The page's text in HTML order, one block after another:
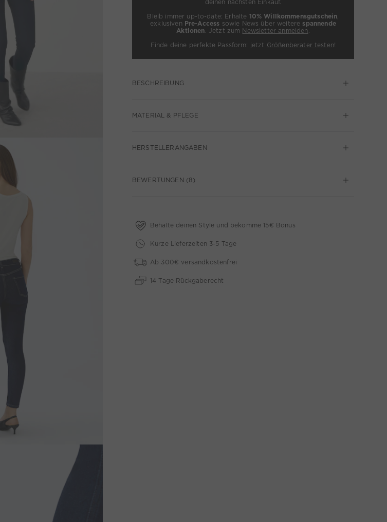
deinen nächsten Einkauf.
Bleib immer up-to-date: Erhalte 10% Willkommensgutschein,
exklusiven Pre-Access sowie News über weitere spannende
Aktionen. Jetzt zum Newsletter anmelden .
Finde deine perfekte Passform: jetzt Größenberater testen!
BESCHREIBUNG
MATERIAL & PFLEGE
HERSTELLERANGABEN
BEWERTUNGEN (8)
Behalte deinen Style und bekomme 15€ Bonus
Kurze Lieferzeiten 3-5 Tage
Ab 300€ versandkostenfrei
14 Tage Rückgaberecht